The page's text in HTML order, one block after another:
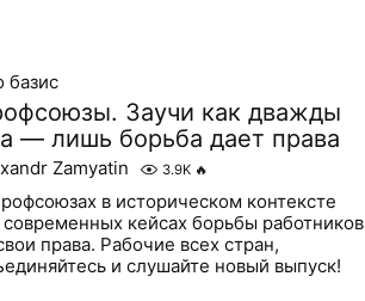
базис
Заучи как дважды
— лишь борьба дает права
Zamyatin 3.9K 🔥
в историческом контексте
кейсах борьбы работников
права. Рабочие всех стран,
и слушайте новый выпуск!